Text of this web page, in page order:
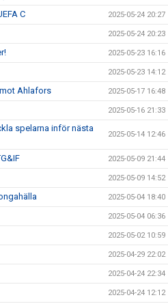
C 2025-05-24 20:27
2025-05-24 20:23
2025-05-23 16:16
2025-05-23 14:12
Ahlafors 2025-05-17 16:48
2025-05-16 21:33
spelarna inför nästa
2025-05-14 12:46
2025-05-09 21:44
2025-05-09 14:52
2025-05-04 18:40
2025-05-04 06:36
2025-05-02 10:59
2025-04-29 22:02
2025-04-24 22:34
2025-04-24 12:12